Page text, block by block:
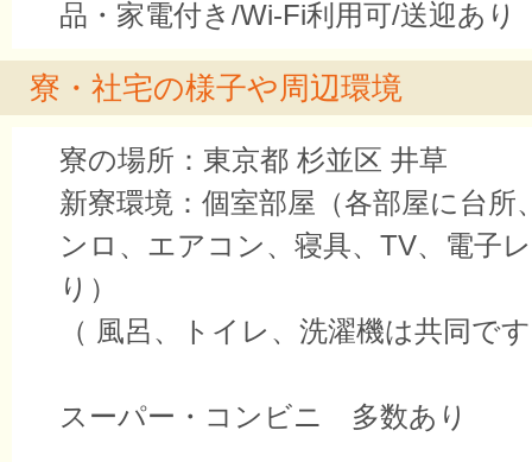
品・家電付き/Wi-Fi利用可/送迎あり
寮・社宅の様子や周辺環境
寮の場所：東京都 杉並区 井草
新寮環境：個室部屋（各部屋に台所
ンロ、エアコン、寝具、TV、電子
り）
（ 風呂、トイレ、洗濯機は共同で
スーパー・コンビニ 多数あり